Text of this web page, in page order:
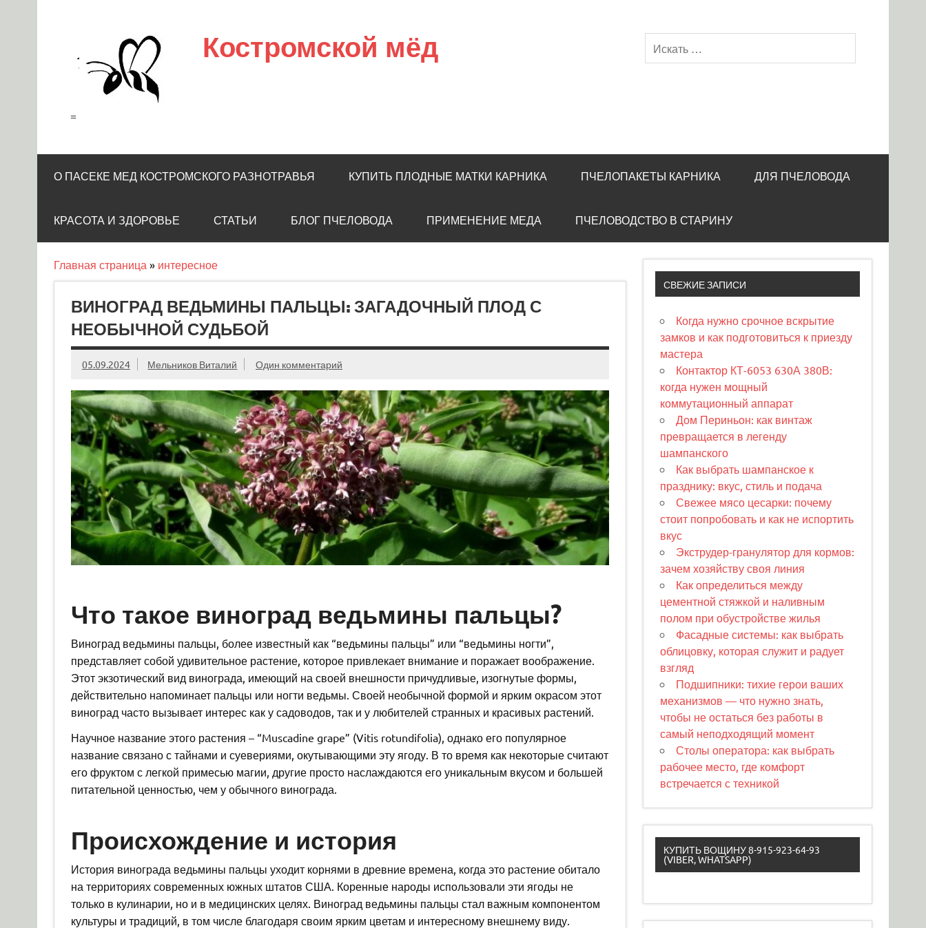
Костромской мёд
=
О ПАСЕКЕ МЕД КОСТРОМСКОГО РАЗНОТРАВЬЯ КУПИТЬ ПЛОДНЫЕ МАТКИ КАРНИКА ПЧЕЛОПАКЕТЫ КАРНИКА ДЛЯ ПЧЕЛОВОДА
КРАСОТА И ЗДОРОВЬЕ СТАТЬИ БЛОГ ПЧЕЛОВОДА ПРИМЕНЕНИЕ МЕДА ПЧЕЛОВОДСТВО В СТАРИНУ
Главная страница » интересное
ВИНОГРАД ВЕДЬМИНЫ ПАЛЬЦЫ: ЗАГАДОЧНЫЙ ПЛОД С
НЕОБЫЧНОЙ СУДЬБОЙ
05.09.2024 Мельников Виталий Один комментарий
Что такое виноград ведьмины пальцы?
Виноград ведьмины пальцы, более известный как “ведьмины пальцы” или “ведьмины ногти”,
представляет собой удивительное растение, которое привлекает внимание и поражает воображение.
Этот экзотический вид винограда, имеющий на своей внешности причудливые, изогнутые формы,
действительно напоминает пальцы или ногти ведьмы. Своей необычной формой и ярким окрасом этот
виноград часто вызывает интерес как у садоводов, так и у любителей странных и красивых растений.
Научное название этого растения – “Muscadine grape” (Vitis rotundifolia), однако его популярное
название связано с тайнами и суевериями, окутывающими эту ягоду. В то время как некоторые считают
его фруктом с легкой примесью магии, другие просто наслаждаются его уникальным вкусом и большей
питательной ценностью, чем у обычного винограда.
Происхождение и история
История винограда ведьмины пальцы уходит корнями в древние времена, когда это растение обитало
на территориях современных южных штатов США. Коренные народы использовали эти ягоды не
только в кулинарии, но и в медицинских целях. Виноград ведьмины пальцы стал важным компонентом
культуры и традиций, в том числе благодаря своим ярким цветам и интересному внешнему виду.
СВЕЖИЕ ЗАПИСИ
Когда нужно срочное вскрытие
замков и как подготовиться к приезду
мастера
Контактор КТ-6053 630А 380В:
когда нужен мощный
коммутационный аппарат
Дом Периньон: как винтаж
превращается в легенду
шампанского
Как выбрать шампанское к
празднику: вкус, стиль и подача
Свежее мясо цесарки: почему
стоит попробовать и как не испортить
вкус
Экструдер-гранулятор для кормов:
зачем хозяйству своя линия
Как определиться между
цементной стяжкой и наливным
полом при обустройстве жилья
Фасадные системы: как выбрать
облицовку, которая служит и радует
взгляд
Подшипники: тихие герои ваших
механизмов — что нужно знать,
чтобы не остаться без работы в
самый неподходящий момент
Столы оператора: как выбрать
рабочее место, где комфорт
встречается с техникой
КУПИТЬ ВОЩИНУ 8-915-923-64-93
(VIBER, WHATSAPP)